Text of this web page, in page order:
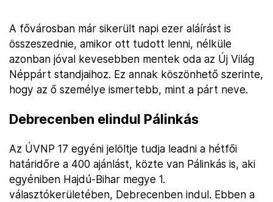
A fővárosban már sikerült napi ezer aláírást is
összeszednie, amikor ott tudott lenni, nélküle
azonban jóval kevesebben mentek oda az Új Világ
Néppárt standjaihoz. Ez annak köszönhető szerinte,
hogy az ő személye ismertebb, mint a párt neve.
Debrecenben elindul Pálinkás
Az ÚVNP 17 egyéni jelöltje tudja leadni a hétfői
határidőre a 400 ajánlást, közte van Pálinkás is, aki
egyéniben Hajdú-Bihar megye 1.
választókerületében, Debrecenben indul. Ebben a